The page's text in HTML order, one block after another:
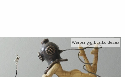
Werbung: gibus.bordeaux